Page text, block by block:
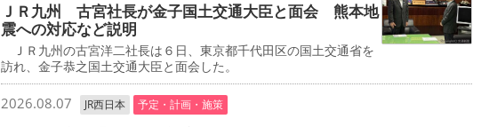
ＪＲ九州 古宮社長が金子国土交通大臣と面会 熊本地
震への対応など説明
ＪＲ九州の古宮洋二社長は６日、東京都千代田区の国土交通省を
訪れ、金子恭之国土交通大臣と面会した。
2026.08.07 JR西日本 予定・計画・施策